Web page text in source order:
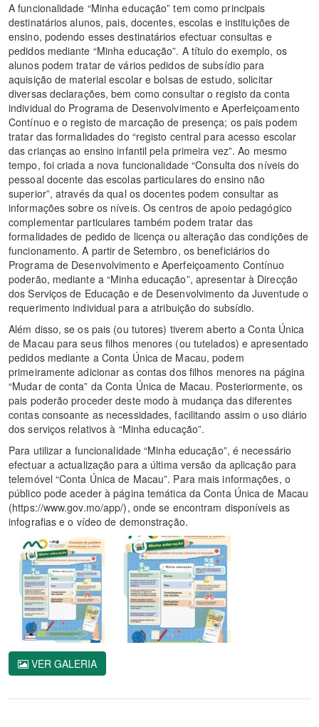
A funcionalidade “Minha educação” tem como principais
destinatários alunos, pais, docentes, escolas e instituições de
ensino, podendo esses destinatários efectuar consultas e
pedidos mediante “Minha educação”. A título do exemplo, os
alunos podem tratar de vários pedidos de subsídio para
aquisição de material escolar e bolsas de estudo, solicitar
diversas declarações, bem como consultar o registo da conta
individual do Programa de Desenvolvimento e Aperfeiçoamento
Contínuo e o registo de marcação de presença; os pais podem
tratar das formalidades do “registo central para acesso escolar
das crianças ao ensino infantil pela primeira vez”. Ao mesmo
tempo, foi criada a nova funcionalidade “Consulta dos níveis do
pessoal docente das escolas particulares do ensino não
superior”, através da qual os docentes podem consultar as
informações sobre os níveis. Os centros de apoio pedagógico
complementar particulares também podem tratar das
formalidades de pedido de licença ou alteração das condições de
funcionamento. A partir de Setembro, os beneficiários do
Programa de Desenvolvimento e Aperfeiçoamento Contínuo
poderão, mediante a “Minha educação”, apresentar à Direcção
dos Serviços de Educação e de Desenvolvimento da Juventude o
requerimento individual para a atribuição do subsídio.
Além disso, se os pais (ou tutores) tiverem aberto a Conta Única
de Macau para seus filhos menores (ou tutelados) e apresentado
pedidos mediante a Conta Única de Macau, podem
primeiramente adicionar as contas dos filhos menores na página
“Mudar de conta” da Conta Única de Macau. Posteriormente, os
pais poderão proceder deste modo à mudança das diferentes
contas consoante as necessidades, facilitando assim o uso diário
dos serviços relativos à “Minha educação”.
Para utilizar a funcionalidade “Minha educação”, é necessário
efectuar a actualização para a última versão da aplicação para
telemóvel “Conta Única de Macau”. Para mais informações, o
público pode aceder à página temática da Conta Única de Macau
(https://www.gov.mo/app/), onde se encontram disponíveis as
infografias e o vídeo de demonstração.
VER GALERIA